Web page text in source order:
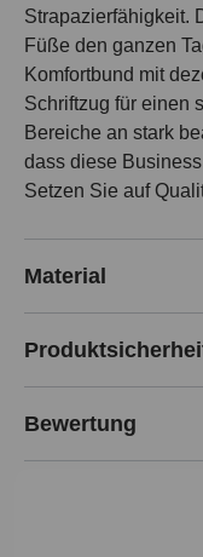
Strapazierfähigkeit.
Füße den ganzen
Komfortbund mit
Schriftzug für einen
Bereiche an stark
dass diese
Setzen Sie auf
Material
Bewertung